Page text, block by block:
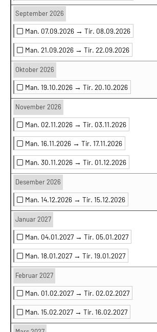
September 2026
Man. 07.09.2026 → Tir. 08.09.2026
Man. 21.09.2026 → Tir. 22.09.2026
Oktober 2026
Man. 19.10.2026 → Tir. 20.10.2026
November 2026
Man. 02.11.2026 → Tir. 03.11.2026
Man. 16.11.2026 → Tir. 17.11.2026
Man. 30.11.2026 → Tir. 01.12.2026
Desember 2026
Man. 14.12.2026 → Tir. 15.12.2026
Januar 2027
Man. 04.01.2027 → Tir. 05.01.2027
Man. 18.01.2027 → Tir. 19.01.2027
Februar 2027
Man. 01.02.2027 → Tir. 02.02.2027
Man. 15.02.2027 → Tir. 16.02.2027